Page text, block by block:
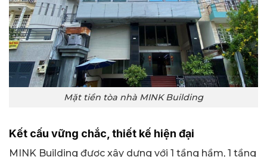
Mặt tiền tòa nhà MINK Building
Kết cấu vững chắc, thiết kế hiện đại
MINK Building được xây dựng với 1 tầng hầm, 1 tầng